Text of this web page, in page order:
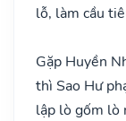
lỗ, làm cầu
Gặp Huyền
thì Sao Hư
lập lò gốm lò